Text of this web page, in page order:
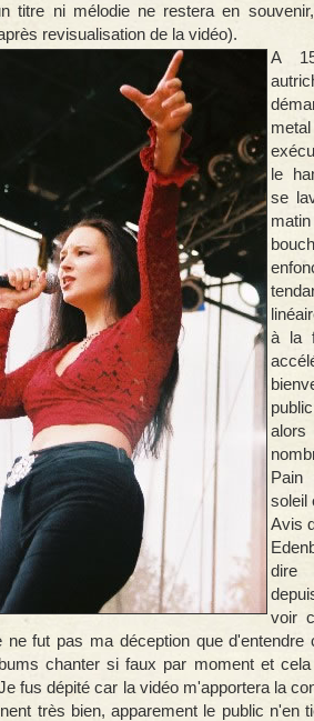
titre ni mélodie ne restera en
revisualisation de la vidéo).
A
le
se
à la
soleil
Avis
dire
voir
ne fut pas ma déception que d'entendre
chanter si faux par moment et
fus dépité car la vidéo m'apportera la
très bien, apparement le public n'en